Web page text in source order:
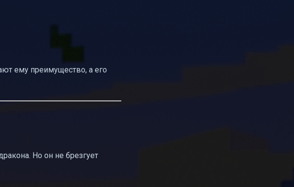
ему преимущество, а его
Но он не брезгует